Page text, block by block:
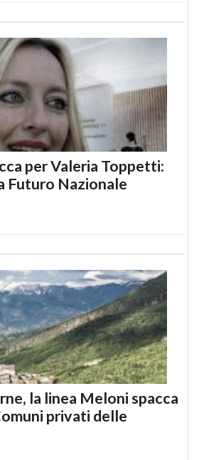
per Valeria Toppetti:
Futuro Nazionale
la linea Meloni spacca
privati delle